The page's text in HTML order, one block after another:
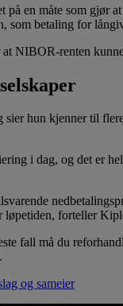
en måte som gjør
som betaling for
NIBOR-renten
hun kjenner til
i dag, og det er
løpetiden, forteller
fall må du
og sameier